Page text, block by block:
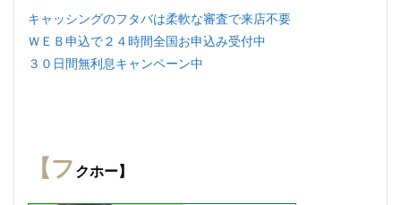
キャッシングのフタバは柔軟な審査で来店不要
ＷＥＢ申込で２４時間全国お申込み受付中
３０日間無利息キャンペーン中
【フ クホー】